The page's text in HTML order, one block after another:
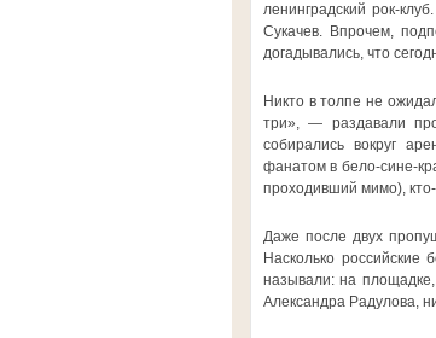
ленинградский рок-
Сукачев. Впрочем,
догадывались, что
Никто в толпе не
три», — раздавали
собирались вокруг
фанатом в бело-сине-
проходивший мимо),
Даже после двух
Насколько
называли: на
Александра Радулова,